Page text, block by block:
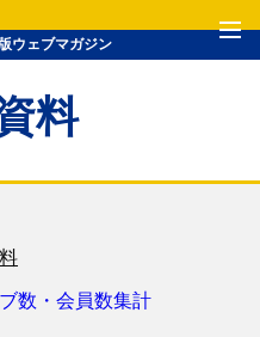
ウェブマガジン
料
数・会員数集計